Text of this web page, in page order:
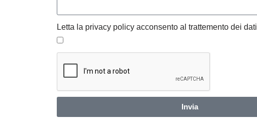
Letta la privacy policy acconsento al trattemento dei dati
Invia